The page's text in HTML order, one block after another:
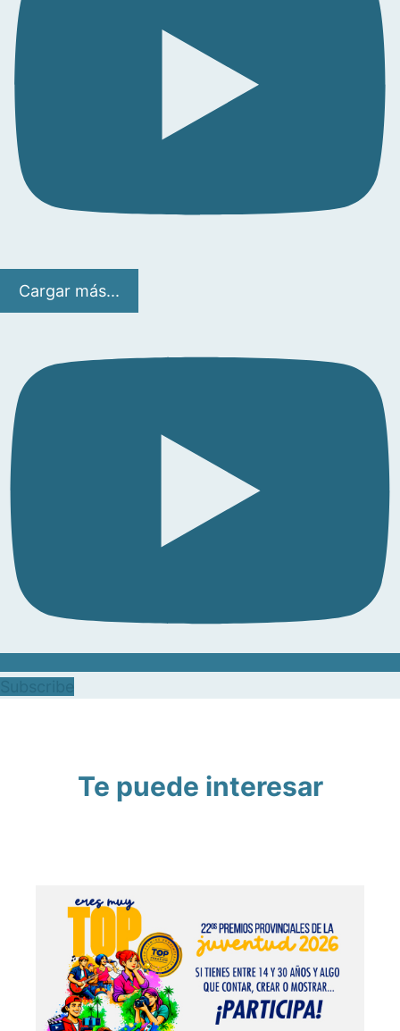
Cargar más...
Te puede interesar